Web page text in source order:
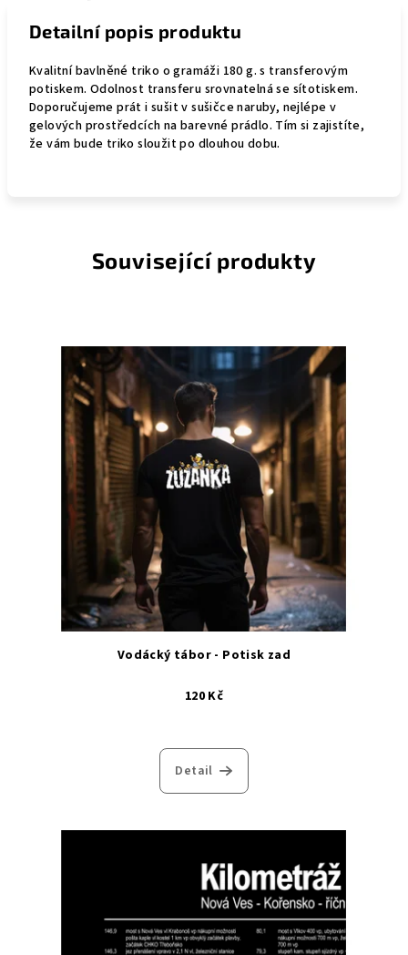
Detailní popis produktu
Kvalitní bavlněné triko o gramáži 180 g. s transferovým
potiskem. Odolnost transferu srovnatelná se sítotiskem.
Doporučujeme prát i sušit v sušičce naruby, nejlépe v
gelových prostředcích na barevné prádlo. Tím si zajistíte,
že vám bude triko sloužit po dlouhou dobu.
Související produkty
Vodácký tábor - Potisk zad
120 Kč
Detail